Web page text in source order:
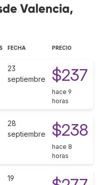
Valencia,
FECHA PRECIO
23
septiembre
$237
hace 9
horas
28
septiembre
$238
hace 8
horas
19